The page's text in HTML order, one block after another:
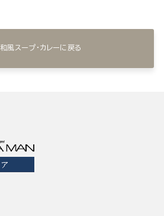
和風スープ・カレーに戻る